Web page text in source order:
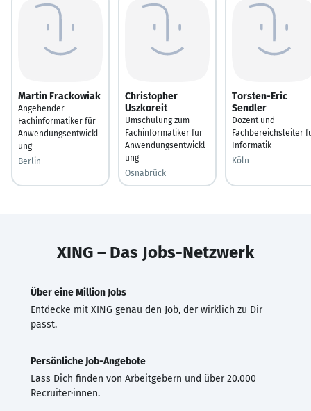
Martin Frackowiak
Angehender
Fachinformatiker für
Anwendungsentwickl
ung
Berlin
Christopher
Uszkoreit
Umschulung zum
Fachinformatiker für
Anwendungsentwickl
ung
Osnabrück
Torsten-Eric
Sendler
Dozent und
Fachbereichsleiter
Informatik
Köln
XING – Das Jobs-Netzwerk
Über eine Million Jobs
Entdecke mit XING genau den Job, der wirklich zu Dir
passt.
Persönliche Job-Angebote
Lass Dich finden von Arbeitgebern und über 20.000
Recruiter·innen.